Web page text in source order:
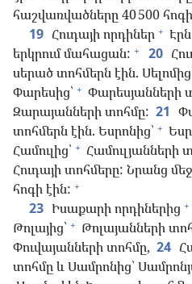
հաշվառվածները 40 500
19 Հուդայի որդիներ +
երկրում մահացան: + 20
սերած տոհմերն էին.
Փարեսից՝ + Փարեսյանների
Զարայանների տոհմը: 21
տոհմերն էին. Եսրոնից՝ +
Համուլից՝ + Համուլյանների
Հուդայի տոհմերը: Նրանց
հոգի էին: +
23 Իսաքարի որդիներից +
Թոլայից՝ + Թոլայանների
Փուվայանների տոհմը, 24
տոհմը և Սամրոնից՝